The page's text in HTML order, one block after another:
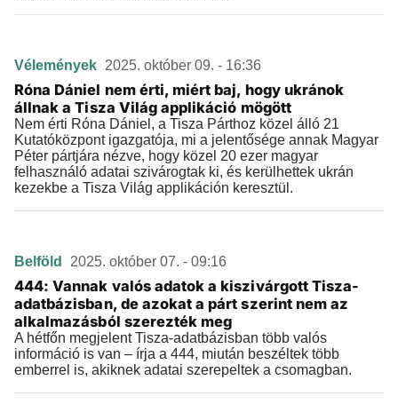
Vélemények 2025. október 09. - 16:36
Róna Dániel nem érti, miért baj, hogy ukránok
állnak a Tisza Világ applikáció mögött
Nem érti Róna Dániel, a Tisza Párthoz közel álló 21
Kutatóközpont igazgatója, mi a jelentősége annak Magyar
Péter pártjára nézve, hogy közel 20 ezer magyar
felhasználó adatai szivárogtak ki, és kerülhettek ukrán
kezekbe a Tisza Világ applikáción keresztül.
Belföld 2025. október 07. - 09:16
444: Vannak valós adatok a kiszivárgott Tisza-
adatbázisban, de azokat a párt szerint nem az
alkalmazásból szerezték meg
A hétfőn megjelent Tisza-adatbázisban több valós
információ is van – írja a 444, miután beszéltek több
emberrel is, akiknek adatai szerepeltek a csomagban.